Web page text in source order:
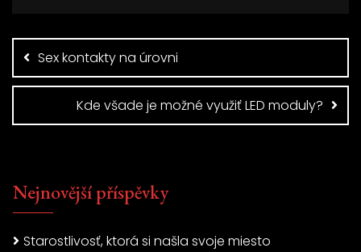
Navigace
pro
příspěvek
Sex kontakty na úrovni
Kde všade je možné využiť LED moduly?
Nejnovější příspěvky
Starostlivosť, ktorá si našla svoje miesto